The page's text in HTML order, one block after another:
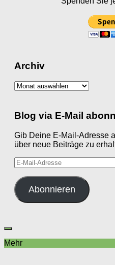
Archiv
Archiv
Blog via E-Mail
Gib Deine E-Mail-Adresse
über neue Beiträge zu
E-
Mail-
Adresse
Abonnieren
Mehr